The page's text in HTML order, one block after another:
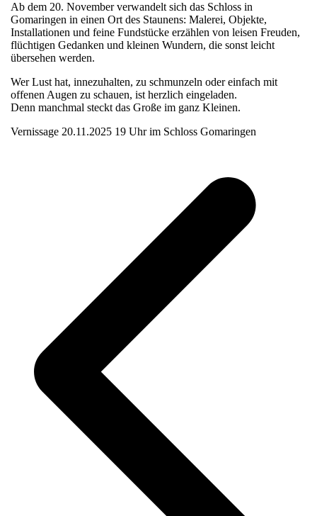
Ab dem 20. November verwandelt sich das Schloss in
Gomaringen in einen Ort des Staunens: Malerei, Objekte,
Installationen und feine Fundstücke erzählen von leisen Freuden,
flüchtigen Gedanken und kleinen Wundern, die sonst leicht
übersehen werden.
Wer Lust hat, innezuhalten, zu schmunzeln oder einfach mit
offenen Augen zu schauen, ist herzlich eingeladen.
Denn manchmal steckt das Große im ganz Kleinen.
Vernissage 20.11.2025 19 Uhr im Schloss Gomaringen